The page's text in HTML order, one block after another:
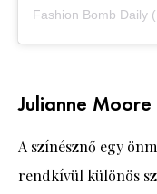
Julianne Moore
A színésznő egy
rendkívül különös